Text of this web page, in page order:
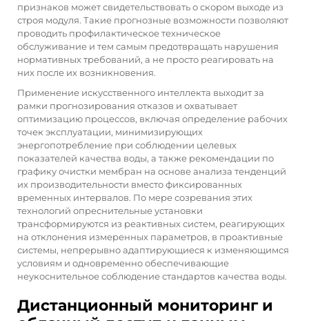
признаков может свидетельствовать о скором выходе из
строя модуля. Такие прогнозные возможности позволяют
проводить профилактическое техническое
обслуживание и тем самым предотвращать нарушения
нормативных требований, а не просто реагировать на
них после их возникновения.
Применение искусственного интеллекта выходит за
рамки прогнозирования отказов и охватывает
оптимизацию процессов, включая определение рабочих
точек эксплуатации, минимизирующих
энергопотребление при соблюдении целевых
показателей качества воды, а также рекомендации по
графику очистки мембран на основе анализа тенденций
их производительности вместо фиксированных
временных интервалов. По мере созревания этих
технологий опреснительные установки
трансформируются из реактивных систем, реагирующих
на отклонения измеренных параметров, в проактивные
системы, непрерывно адаптирующиеся к изменяющимся
условиям и одновременно обеспечивающие
неукоснительное соблюдение стандартов качества воды.
Дистанционный мониторинг и